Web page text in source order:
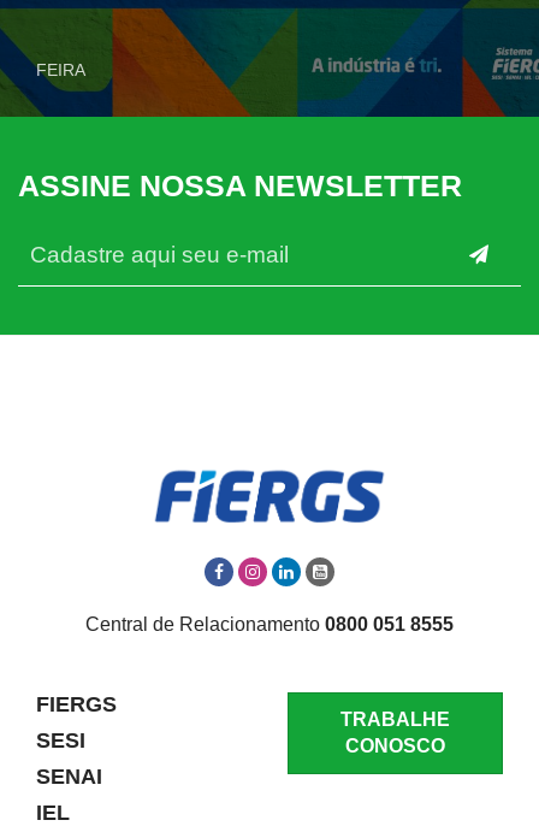
FEIRA
ASSINE NOSSA NEWSLETTER
Central de Relacionamento 0800 051 8555
FIERGS
SESI
SENAI
IEL
TRABALHE
CONOSCO